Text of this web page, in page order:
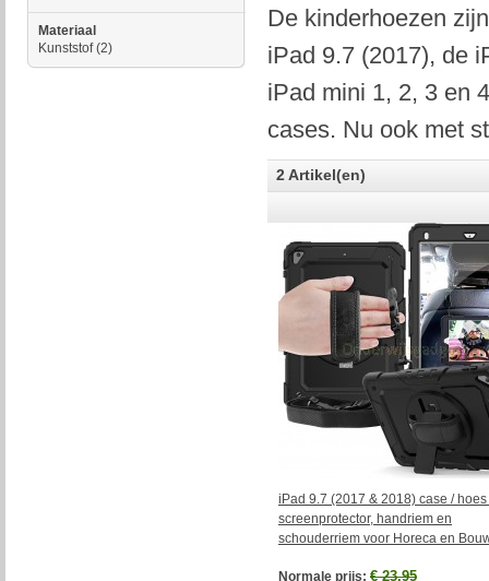
De kinderhoezen
iPad 9.7 (2017), de
iPad mini 1, 2, 3 en
cases. Nu ook met
2 Artikel(en)
iPad 9.7 (2017 & 2018) case / hoes
screenprotector, handriem en
schouderriem voor Horeca en
Normale prijs: € 23,95
Materiaal
Kunststof(2)